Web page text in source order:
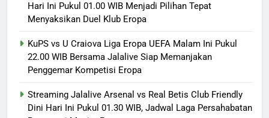
Hari Ini Pukul 01.00 WIB Menjadi Pilihan Tepat
Menyaksikan Duel Klub Eropa
KuPS vs U Craiova Liga Eropa UEFA Malam Ini Pukul
22.00 WIB Bersama Jalalive Siap Memanjakan
Penggemar Kompetisi Eropa
Streaming Jalalive Arsenal vs Real Betis Club Friendly
Dini Hari Ini Pukul 01.30 WIB, Jadwal Laga Persahabatan